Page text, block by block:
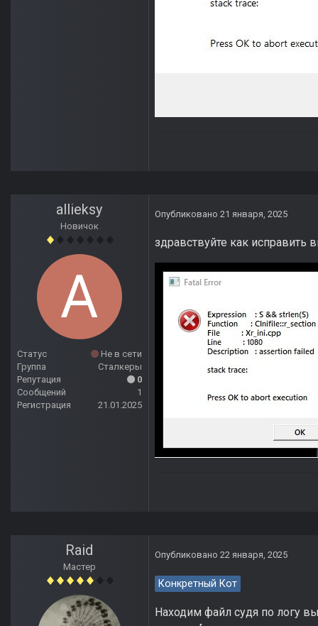
allieksy
Новичок
Статус
Не в сети
Группа
Сталкеры
Репутация
0
Сообщений
1
Регистрация
21.01.2025
Опубликовано 21 января, 2025
здравствуйте как
Raid
Мастер
Опубликовано 22 января, 2025
Конкретный Кот
Находим файл судя по логу